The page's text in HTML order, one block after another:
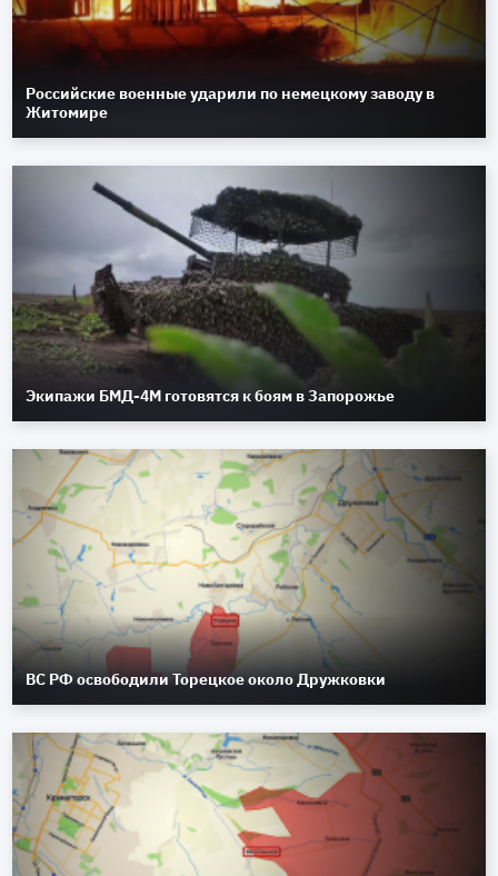
Российские военные ударили по немецкому заводу в
Житомире
Экипажи БМД-4М готовятся к боям в Запорожье
ВС РФ освободили Торецкое около Дружковки